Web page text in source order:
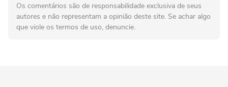
Os comentários são de responsabilidade exclusiva de seus
autores e não representam a opinião deste site. Se achar algo
que viole os termos de uso, denuncie.